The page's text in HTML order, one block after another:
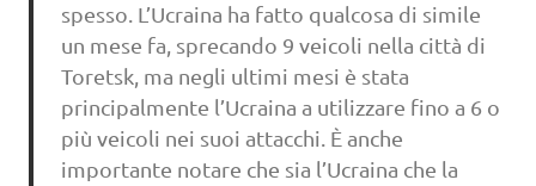
spesso. L’Ucraina ha fatto qualcosa di simile
un mese fa, sprecando 9 veicoli nella città di
Toretsk, ma negli ultimi mesi è stata
principalmente l’Ucraina a utilizzare fino a 6 o
più veicoli nei suoi attacchi. È anche
importante notare che sia l’Ucraina che la